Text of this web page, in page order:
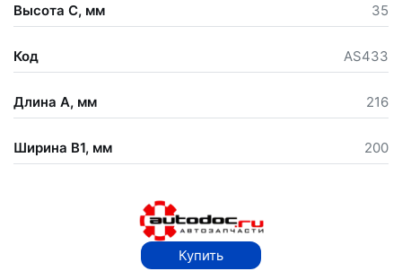
Высота С, мм 35
Код AS433
Длина А, мм 216
Ширина В1, мм 200
Купить